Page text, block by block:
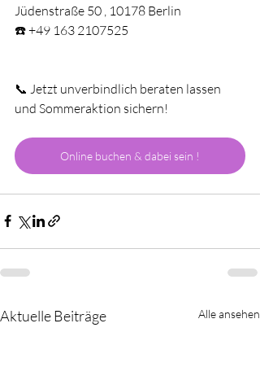
Jüdenstraße 50 , 10178 Berlin
☎️ +49 163 2107525
📞 Jetzt unverbindlich beraten lassen
und Sommeraktion sichern!
Online buchen & dabei sein !
Aktuelle Beiträge Alle ansehen